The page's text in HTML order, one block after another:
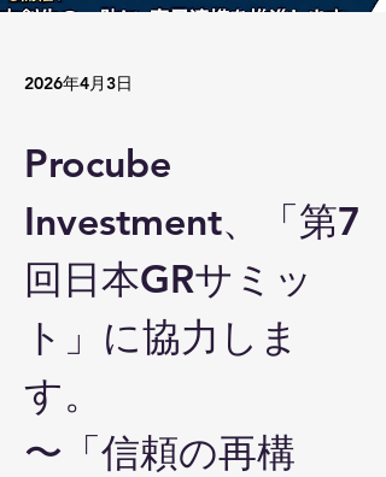
2026年4月3日
Procube
Investment、「第7
回日本GRサミッ
ト」に協力しま
す。
〜「信頼の再構